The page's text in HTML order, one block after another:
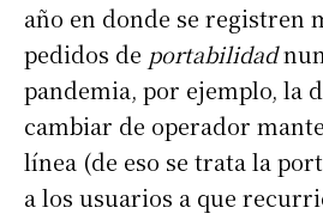
año en donde se registren
pedidos de portabilidad
pandemia, por ejemplo, la
cambiar de operador
línea (de eso se trata la
a los usuarios a que